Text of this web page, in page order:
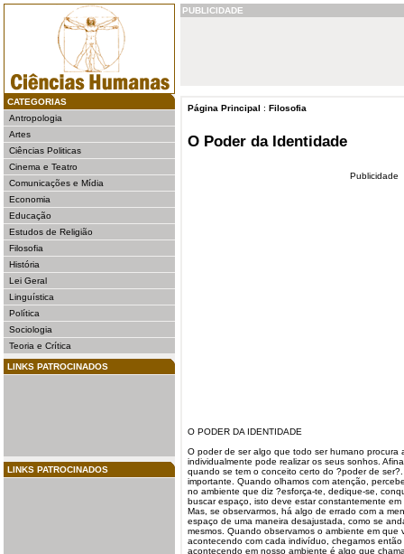
CATEGORIAS
Antropologia
Artes
Ciências Politicas
Cinema e Teatro
Comunicações e Mídia
Economia
Educação
Estudos de Religião
Filosofia
História
Lei Geral
Linguística
Política
Sociologia
Teoria e Crítica
LINKS PATROCINADOS
LINKS PATROCINADOS
PUBLICIDADE
Página Principal : Filosofia
O Poder da Identidade
Publicidade
O PODER DA IDENTIDADE
O poder de ser algo que todo ser humano procura
individualmente pode realizar os seus sonhos.
quando se tem o conceito certo do ?poder de
importante. Quando olhamos com atenção,
no ambiente que diz ?esforça-te, dedique-se,
buscar espaço, isto deve estar constantemente
Mas, se observarmos, há algo de errado com a
espaço de uma maneira desajustada, como se
mesmos. Quando observamos o ambiente em
acontecendo com cada indivíduo, chegamos
acontecendo em nosso ambiente é algo que